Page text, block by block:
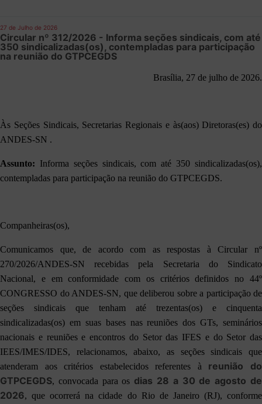
27 de Julho de 2026
Circular nº 312/2026 - Informa seções sindicais, com até
350 sindicalizadas(os), contempladas para participação
na reunião do GTPCEGDS
Brasília, 27 de julho de 2026.
Às Seções Sindicais, Secretarias Regionais e às(aos) Diretoras(es) do
ANDES-SN .
Assunto: Informa seções sindicais, com até 350 sindicalizadas(os),
contempladas para participação na reunião do GTPCEGDS.
Companheiras(os),
Comunicamos que, de acordo com as respostas à Circular nº
270/2026/ANDES-SN recebidas pela Secretaria do Sindicato
Nacional, e em conformidade com os critérios definidos no 44º
CONGRESSO do ANDES-SN, que deliberou sobre a participação de
seções sindicais que tenham até trezentas(os) e cinquenta
sindicalizadas(os) em suas bases nas reuniões dos GTs, seminários
nacionais e reuniões e encontros do Setor das IFES e do Setor das
IEES/IMES/IDES, relacionamos, abaixo, as seções sindicais que
atenderam aos critérios estabelecidos referentes à reunião do
GTPCEGDS, convocada para os dias 28 a 30 de agosto de
2026, que ocorrerá na cidade do Rio de Janeiro (RJ), conforme